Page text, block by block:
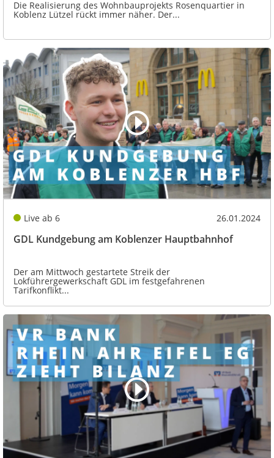
Die Realisierung des Wohnbauprojekts Rosenquartier in
Koblenz Lützel rückt immer näher. Der...
Live ab 6 26.01.2024
GDL Kundgebung am Koblenzer Hauptbahnhof
Der am Mittwoch gestartete Streik der
Lokführergewerkschaft GDL im festgefahrenen
Tarifkonflikt...